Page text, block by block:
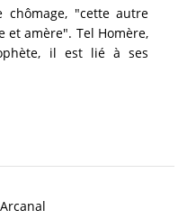
chômage, "cette autre
et amère". Tel Homère,
il est lié à ses